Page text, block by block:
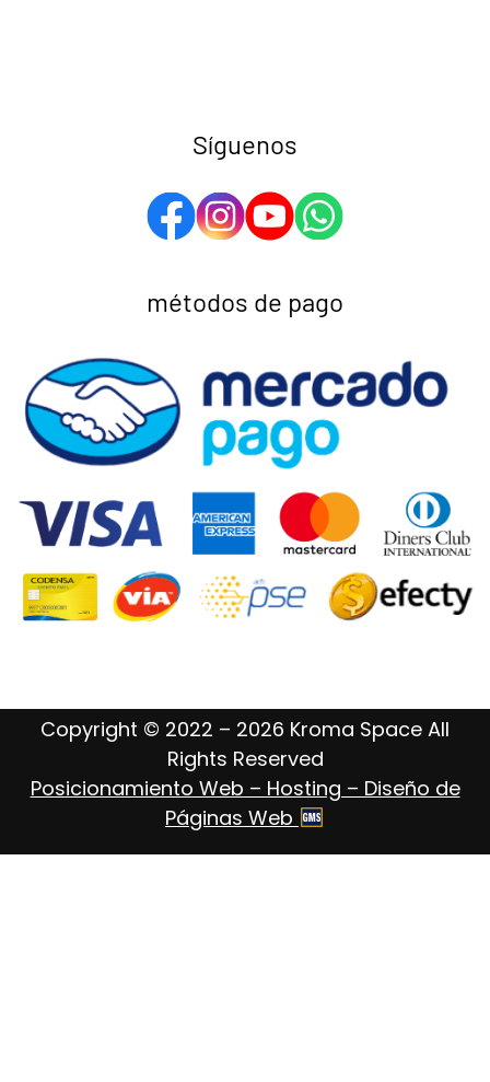
Síguenos
métodos de pago
Copyright © 2022 – 2026 Kroma Space All
Rights Reserved
Posicionamiento Web – Hosting – Diseño de
Páginas Web